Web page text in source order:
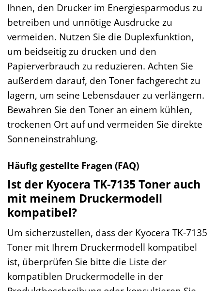
Ihnen, den Drucker im Energiesparmodus zu
betreiben und unnötige Ausdrucke zu
vermeiden. Nutzen Sie die Duplexfunktion,
um beidseitig zu drucken und den
Papierverbrauch zu reduzieren. Achten Sie
außerdem darauf, den Toner fachgerecht zu
lagern, um seine Lebensdauer zu verlängern.
Bewahren Sie den Toner an einem kühlen,
trockenen Ort auf und vermeiden Sie direkte
Sonneneinstrahlung.
Häufig gestellte Fragen (FAQ)
Ist der Kyocera TK-7135 Toner auch
mit meinem Druckermodell
kompatibel?
Um sicherzustellen, dass der Kyocera TK-7135
Toner mit Ihrem Druckermodell kompatibel
ist, überprüfen Sie bitte die Liste der
kompatiblen Druckermodelle in der